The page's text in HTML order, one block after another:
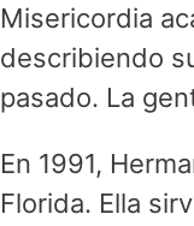
Misericordia
describiendo
pasado. La
En 1991,
Florida. Ella